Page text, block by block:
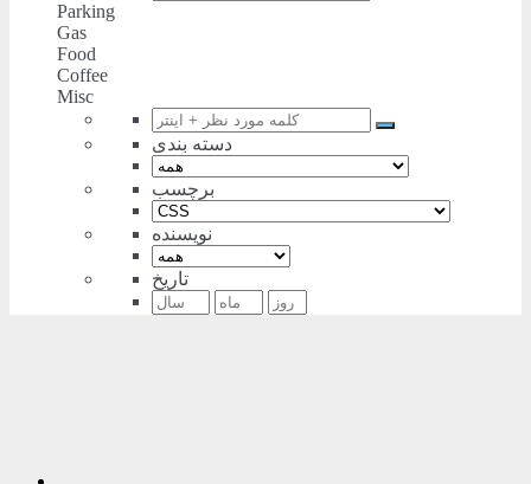
Parking
Gas
Food
Coffee
Misc
دسته بندی
برچسب
نویسنده
تاریخ